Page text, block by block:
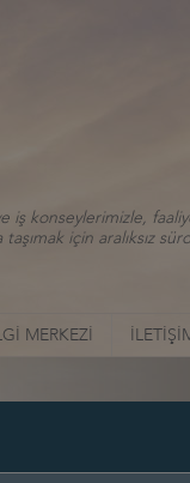
iş konseylerimizle,
için aralıksız
MERKEZİ